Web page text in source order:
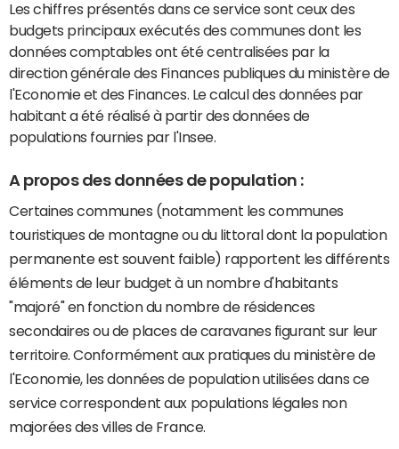
Les chiffres présentés dans ce service sont ceux des
budgets principaux exécutés des communes dont les
données comptables ont été centralisées par la
direction générale des Finances publiques du ministère de
l'Economie et des Finances. Le calcul des données par
habitant a été réalisé à partir des données de
populations fournies par l'Insee.
A propos des données de population :
Certaines communes (notamment les communes
touristiques de montagne ou du littoral dont la population
permanente est souvent faible) rapportent les différents
éléments de leur budget à un nombre d'habitants
"majoré" en fonction du nombre de résidences
secondaires ou de places de caravanes figurant sur leur
territoire. Conformément aux pratiques du ministère de
l'Economie, les données de population utilisées dans ce
service correspondent aux populations légales non
majorées des villes de France.